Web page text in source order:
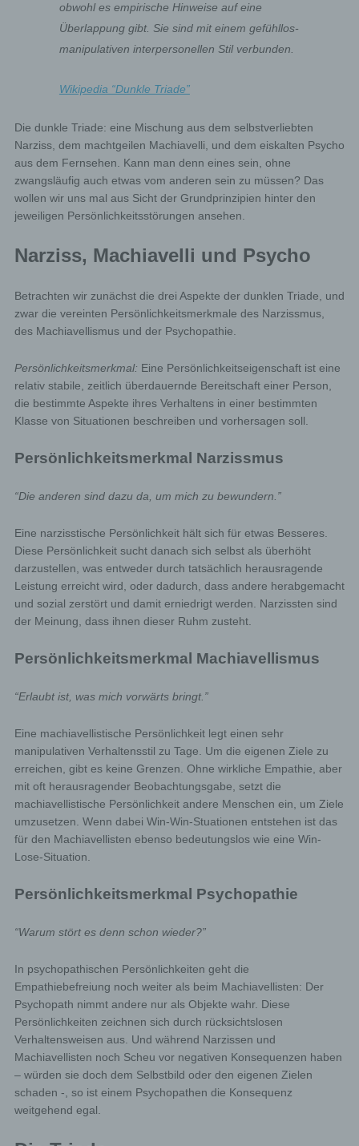
obwohl es empirische Hinweise auf eine
Überlappung gibt. Sie sind mit einem gefühllos-
manipulativen interpersonellen Stil verbunden.
Wikipedia “Dunkle Triade”
Die dunkle Triade: eine Mischung aus dem selbstverliebten
Narziss, dem machtgeilen Machiavelli, und dem eiskalten Psycho
aus dem Fernsehen. Kann man denn eines sein, ohne
zwangsläufig auch etwas vom anderen sein zu müssen? Das
wollen wir uns mal aus Sicht der Grundprinzipien hinter den
jeweiligen Persönlichkeitsstörungen ansehen.
Narziss, Machiavelli und Psycho
Betrachten wir zunächst die drei Aspekte der dunklen Triade, und
zwar die vereinten Persönlichkeitsmerkmale des Narzissmus,
des Machiavellismus und der Psychopathie.
Persönlichkeitsmerkmal: Eine Persönlichkeitseigenschaft ist eine
relativ stabile, zeitlich überdauernde Bereitschaft einer Person,
die bestimmte Aspekte ihres Verhaltens in einer bestimmten
Klasse von Situationen beschreiben und vorhersagen soll.
Persönlichkeitsmerkmal Narzissmus
“Die anderen sind dazu da, um mich zu bewundern.”
Eine narzisstische Persönlichkeit hält sich für etwas Besseres.
Diese Persönlichkeit sucht danach sich selbst als überhöht
darzustellen, was entweder durch tatsächlich herausragende
Leistung erreicht wird, oder dadurch, dass andere herabgemacht
und sozial zerstört und damit erniedrigt werden. Narzissten sind
der Meinung, dass ihnen dieser Ruhm zusteht.
Persönlichkeitsmerkmal Machiavellismus
“Erlaubt ist, was mich vorwärts bringt.”
Eine machiavellistische Persönlichkeit legt einen sehr
manipulativen Verhaltensstil zu Tage. Um die eigenen Ziele zu
erreichen, gibt es keine Grenzen. Ohne wirkliche Empathie, aber
mit oft herausragender Beobachtungsgabe, setzt die
machiavellistische Persönlichkeit andere Menschen ein, um Ziele
umzusetzen. Wenn dabei Win-Win-Stuationen entstehen ist das
für den Machiavellisten ebenso bedeutungslos wie eine Win-
Lose-Situation.
Persönlichkeitsmerkmal Psychopathie
“Warum stört es denn schon wieder?”
In psychopathischen Persönlichkeiten geht die
Empathiebefreiung noch weiter als beim Machiavellisten: Der
Psychopath nimmt andere nur als Objekte wahr. Diese
Persönlichkeiten zeichnen sich durch rücksichtslosen
Verhaltensweisen aus. Und während Narzissen und
Machiavellisten noch Scheu vor negativen Konsequenzen haben
– würden sie doch dem Selbstbild oder den eigenen Zielen
schaden -, so ist einem Psychopathen die Konsequenz
weitgehend egal.